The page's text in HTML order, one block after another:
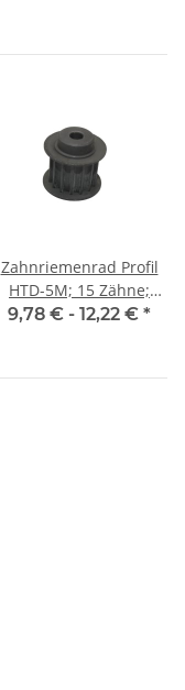
Zahnriemenrad Profil
HTD-5M; 15 Zähne;
Riemenbreite 15 mm
9,78 € - 12,22 € *